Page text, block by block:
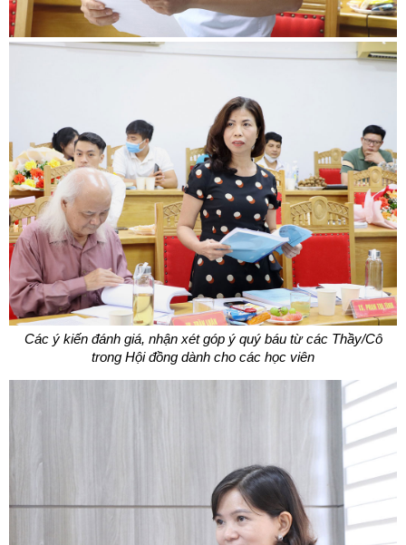
Các ý kiến đánh giá, nhận xét góp ý quý báu từ các Thầy/Cô
trong Hội đồng dành cho các học viên